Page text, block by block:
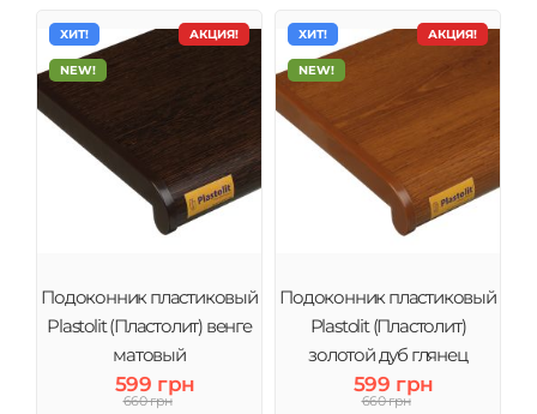
АКЦИЯ!
ХИТ!
NEW!
Подоконник пластиковый
Plastolit (Пластолит) венге
матовый
599 грн
660 грн
АКЦИЯ!
ХИТ!
NEW!
Подоконник пластиковый
Plastolit (Пластолит)
золотой дуб глянец
599 грн
660 грн